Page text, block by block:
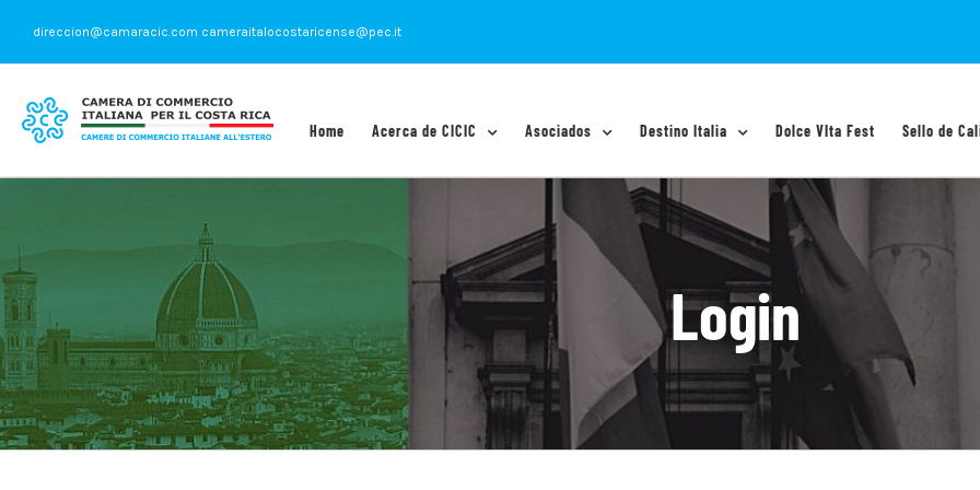
contenido
direccion@camaracic.com cameraitalocostaricense@pec.it
Home Acerca de CICIC Asociados Destino Italia Dolce VIta Fest Sello de
Login